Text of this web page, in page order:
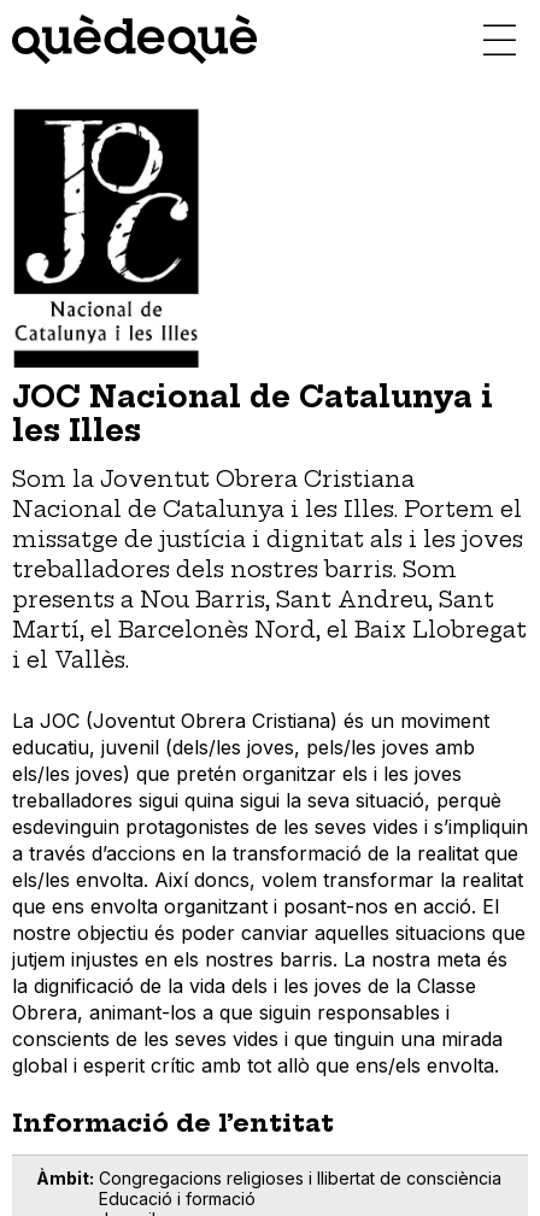
contingut
JOC Nacional de Catalunya i
les Illes
Som la Joventut Obrera Cristiana
Nacional de Catalunya i les Illes. Portem el
missatge de justícia i dignitat als i les joves
treballadores dels nostres barris. Som
presents a Nou Barris, Sant Andreu, Sant
Martí, el Barcelonès Nord, el Baix Llobregat
i el Vallès.
La JOC (Joventut Obrera Cristiana) és un moviment
educatiu, juvenil (dels/les joves, pels/les joves amb
els/les joves) que pretén organitzar els i les joves
treballadores sigui quina sigui la seva situació, perquè
esdevinguin protagonistes de les seves vides i s’impliquin
a través d’accions en la transformació de la realitat que
els/les envolta. Així doncs, volem transformar la realitat
que ens envolta organitzant i posant-nos en acció. El
nostre objectiu és poder canviar aquelles situacions que
jutjem injustes en els nostres barris. La nostra meta és
la dignificació de la vida dels i les joves de la Classe
Obrera, animant-los a que siguin responsables i
conscients de les seves vides i que tinguin una mirada
global i esperit crític amb tot allò que ens/els envolta.
Informació de l’entitat
Àmbit Congregacions religioses i llibertat de consciència
Educació i formació